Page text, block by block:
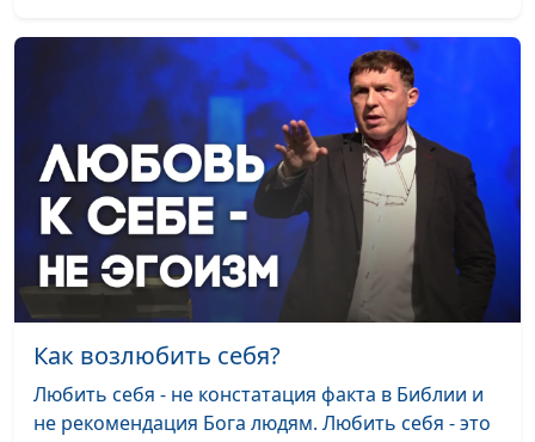
верующим?
священнослужитель,
молодежный лидер
Кто не любит
христиан?
Вениамин Дашкевич,
священнослужитель,
молодежный лидер
Что такое истинная
вера?
Вениамин Дашкевич,
священнослужитель,
молодежный лидер
#3
Любить Бога и
ближнего: новые
старые заповеди
Вениамин Дашкевич,
священнослужитель,
молодежный лидер
#2
Омовение ног - в чем
Вениамин Дашкевич,
#1
Как возлюбить себя?
Любить себя - не констатация факта в Библии и
не рекомендация Бога людям. Любить себя - это